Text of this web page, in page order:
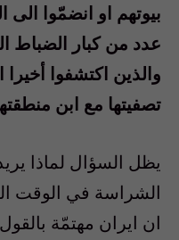
بيوتهم او انضمّوا
عدد من كبار الضباط
والذين اكتشفوا
تصفيتها مع ابن
يظل السؤال لماذا
الشراسة في الوقت
ان ايران مهتمّة